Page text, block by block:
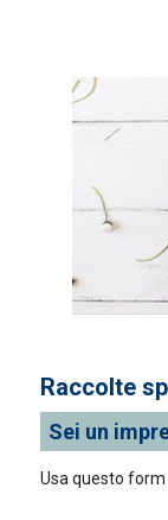
Raccolte
Sei un
Usa questo